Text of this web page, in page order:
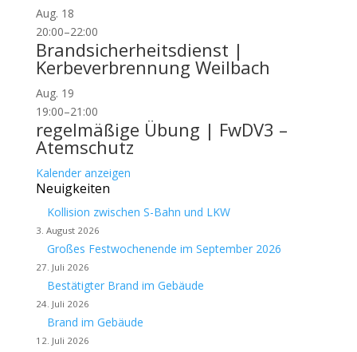
Aug. 18
20:00–22:00
Brandsicherheitsdienst |
Kerbeverbrennung Weilbach
Aug. 19
19:00–21:00
regelmäßige Übung | FwDV3 –
Atemschutz
Kalender anzeigen
Neuigkeiten
Kollision zwischen S-Bahn und LKW
3. August 2026
Großes Festwochenende im September 2026
27. Juli 2026
Bestätigter Brand im Gebäude
24. Juli 2026
Brand im Gebäude
12. Juli 2026